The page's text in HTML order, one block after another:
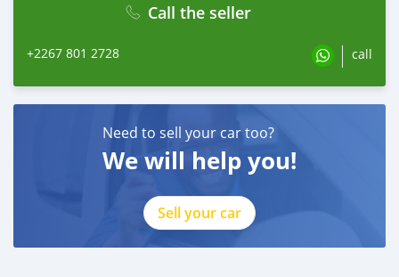
Call the seller
+2267 801 2728 call
Need to sell your car too?
We will help you!
Sell your car